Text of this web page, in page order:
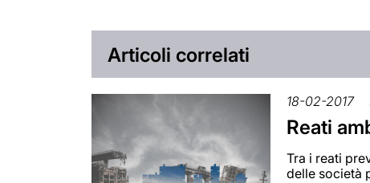
Articoli correlati
18-02-2017
Reati
Tra i reati
delle società